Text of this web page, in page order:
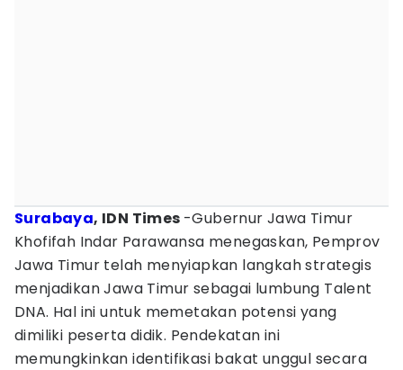
Surabaya, IDN Times -Gubernur Jawa Timur
Khofifah Indar Parawansa menegaskan, Pemprov
Jawa Timur telah menyiapkan langkah strategis
menjadikan Jawa Timur sebagai lumbung Talent
DNA. Hal ini untuk memetakan potensi yang
dimiliki peserta didik. Pendekatan ini
memungkinkan identifikasi bakat unggul secara